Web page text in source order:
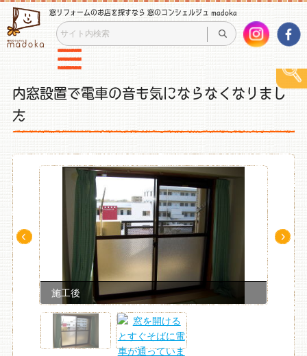
窓リフォームのお店を探すなら 窓のコンシェルジュ madoka
内窓設置で電車の音も気にならなくなりまし
た
施工後